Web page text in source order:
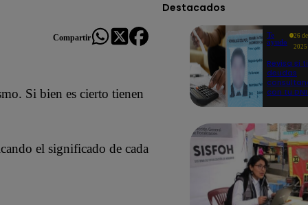
Compartir
Si bien es cierto tienen
el significado de cada
Destacados
Te
ayudo
26
2025
Revisa si
deudas
con tu
detalles